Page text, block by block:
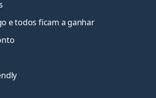
e todos ficam a ganhar